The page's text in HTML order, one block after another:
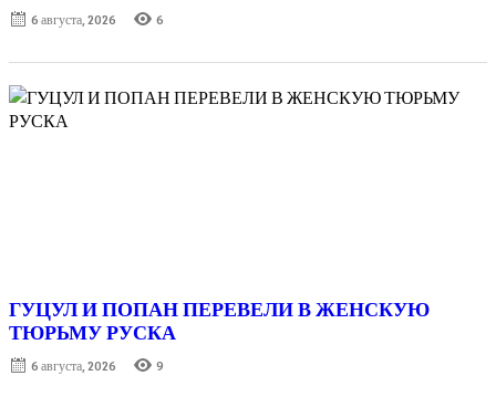
Posted
6 августа, 2026 6
ГУЦУЛ И ПОПАН ПЕРЕВЕЛИ В ЖЕНСКУЮ
ТЮРЬМУ РУСКА
Posted
6 августа, 2026 9